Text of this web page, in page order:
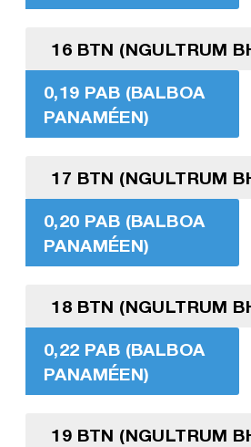
16 BTN (NGULTRUM
0,19 PAB (BALBOA
PANAMÉEN)
17 BTN (NGULTRUM
0,20 PAB (BALBOA
PANAMÉEN)
18 BTN (NGULTRUM
0,22 PAB (BALBOA
PANAMÉEN)
19 BTN (NGULTRUM